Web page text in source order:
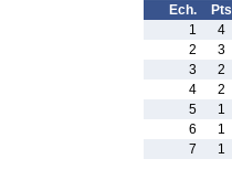
Ech. Pts
1
4
2
3
3
2
4
2
5
1
6
1
7
1